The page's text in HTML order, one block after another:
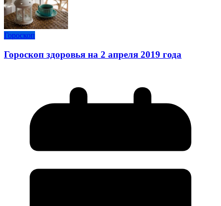
Гороскоп
Гороскоп здоровья на 2 апреля 2019 года